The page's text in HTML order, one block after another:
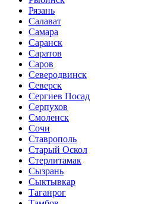
Рязань
Салават
Самара
Саранск
Саратов
Саров
Северодвинск
Северск
Сергиев Посад
Серпухов
Смоленск
Сочи
Ставрополь
Старый Оскол
Стерлитамак
Сызрань
Сыктывкар
Таганрог